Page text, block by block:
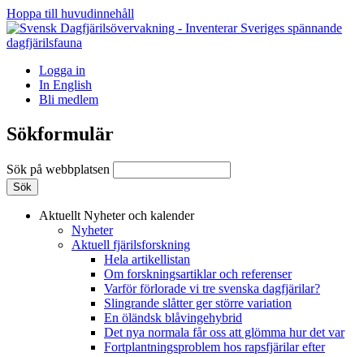
Hoppa till huvudinnehåll
Logga in
In English
Bli medlem
Sökformulär
Sök på webbplatsen
Aktuellt Nyheter och kalender
Nyheter
Aktuell fjärilsforskning
Hela artikellistan
Om forskningsartiklar och referenser
Varför förlorade vi tre svenska dagfjärilar?
Slingrande slåtter ger större variation
En öländsk blåvingehybrid
Det nya normala får oss att glömma hur det var
Fortplantningsproblem hos rapsfjärilar efter